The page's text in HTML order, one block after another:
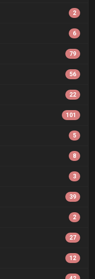
2
6
79
56
22
101
5
8
3
39
2
27
12